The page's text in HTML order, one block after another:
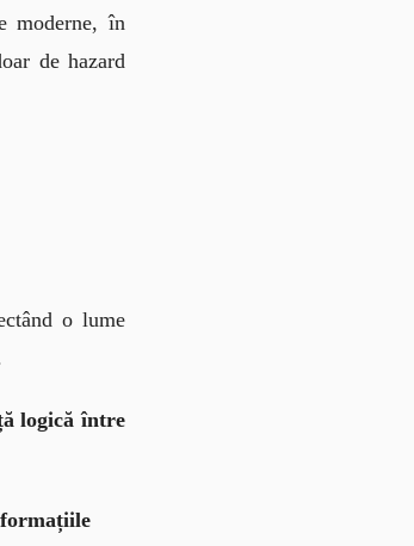
moderne, în
de hazard
o lume
logică între